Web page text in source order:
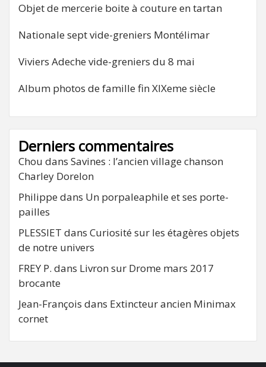
Objet de mercerie boite à couture en tartan
Nationale sept vide-greniers Montélimar
Viviers Adeche vide-greniers du 8 mai
Album photos de famille fin XIXeme siècle
Derniers commentaires
Chou dans Savines : l’ancien village chanson
Charley Dorelon
Philippe dans Un porpaleaphile et ses porte-
pailles
PLESSIET dans Curiosité sur les étagères objets
de notre univers
FREY P. dans Livron sur Drome mars 2017
brocante
Jean-François dans Extincteur ancien Minimax
cornet